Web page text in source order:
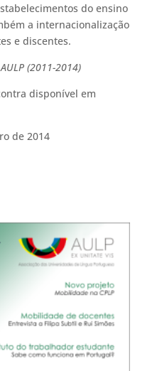
do ensino
a internacionalização
e discentes.
(2011-2014)
disponível em
de 2014